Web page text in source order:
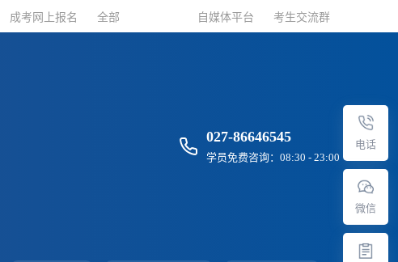
成考网上报名 全部 自媒体平台 考生交流群
027-86646545
学员免费咨询：08:30 - 23:00
电话
微信
成考网上报名 全部 自媒体平台 考生交流群